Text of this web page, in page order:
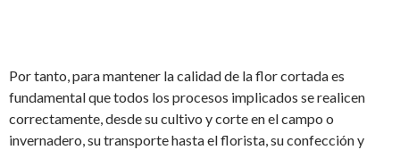
Por tanto, para mantener la calidad de la flor cortada es
fundamental que todos los procesos implicados se realicen
correctamente, desde su cultivo y corte en el campo o
invernadero, su transporte hasta el florista, su confección y